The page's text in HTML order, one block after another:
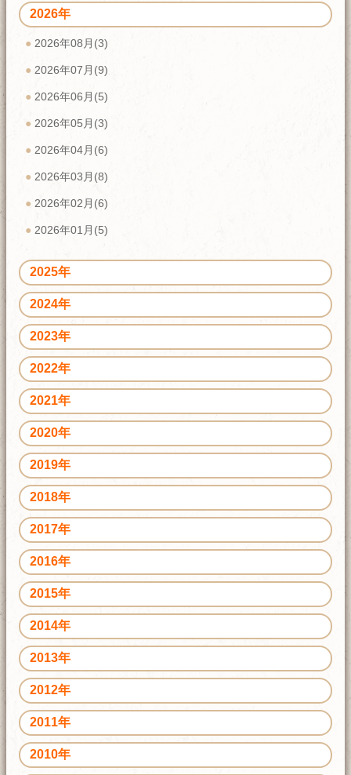
2026年
2026年08月(3)
2026年07月(9)
2026年06月(5)
2026年05月(3)
2026年04月(6)
2026年03月(8)
2026年02月(6)
2026年01月(5)
2025年
2024年
2023年
2022年
2021年
2020年
2019年
2018年
2017年
2016年
2015年
2014年
2013年
2012年
2011年
2010年